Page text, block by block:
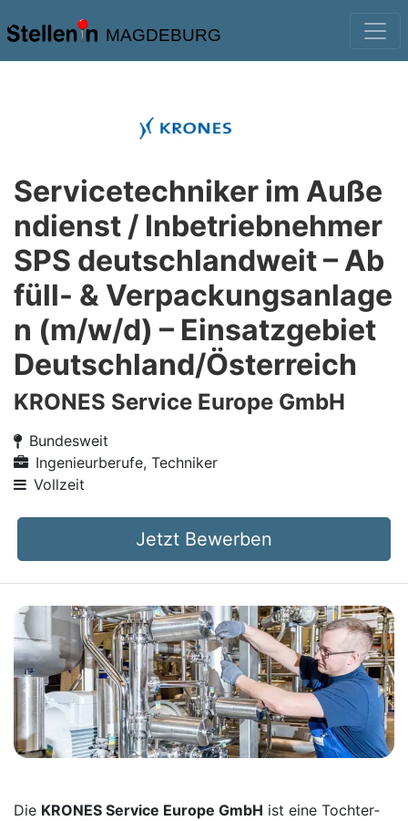
MAGDEBURG
Servicetechniker im Auße
ndienst / Inbetriebnehmer
SPS deutschlandweit – Ab
füll- & Verpackungsanlage
n (m/w/d) – Einsatzgebiet
Deutschland/Österreich
KRONES Service Europe GmbH
Bundesweit
Ingenieurberufe, Techniker
Vollzeit
Jetzt Bewerben
Die KRONES Service Europe GmbH ist eine Tochter­